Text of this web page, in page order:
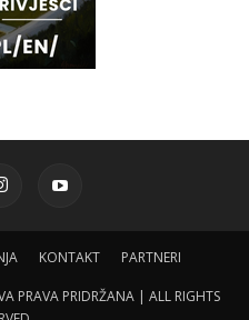
KONTAKT PARTNERI
PRAVA PRIDRŽANA | ALL RIGHTS